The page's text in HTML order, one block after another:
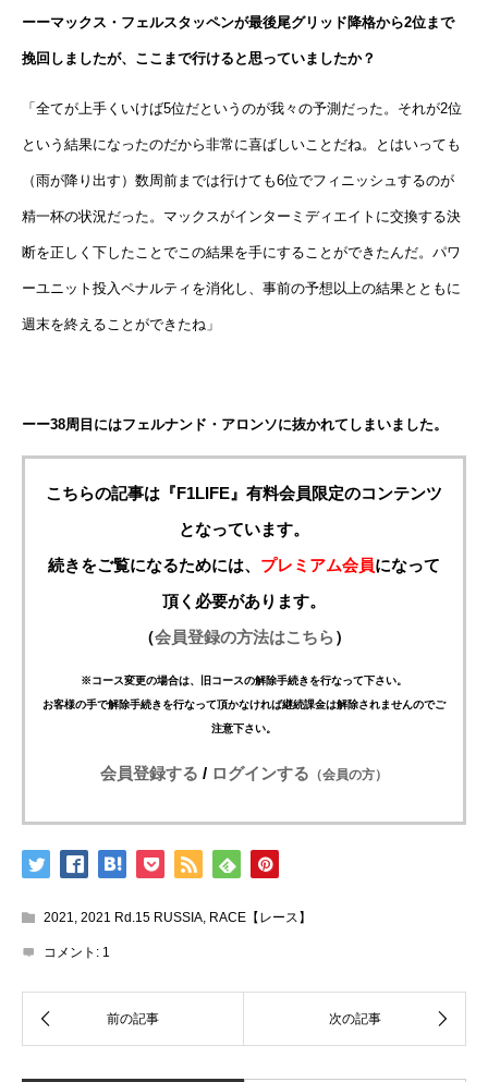
ーーマックス・フェルスタッペンが最後尾グリッド降格から2位まで
挽回しましたが、ここまで行けると思っていましたか？
「全てが上手くいけば5位だというのが我々の予測だった。それが2位
という結果になったのだから非常に喜ばしいことだね。とはいっても
（雨が降り出す）数周前までは行けても6位でフィニッシュするのが
精一杯の状況だった。マックスがインターミディエイトに交換する決
断を正しく下したことでこの結果を手にすることができたんだ。パワ
ーユニット投入ペナルティを消化し、事前の予想以上の結果とともに
週末を終えることができたね」
ーー38周目にはフェルナンド・アロンソに抜かれてしまいました。
こちらの記事は『F1LIFE』有料会員限定のコンテンツ
となっています。
続きをご覧になるためには、 プレミアム会員になって
頂く必要があります。
（会員登録の方法はこちら）
※コース変更の場合は、旧コースの解除手続きを行なって下さい。
お客様の手で解除手続きを行なって頂かなければ継続課金は解除されませんのでご
注意下さい。
会員登録する / ログインする （会員の方）
2021 2021 Rd.15 RUSSIA RACE【レース】
コメント: 1